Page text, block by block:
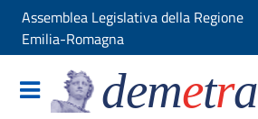
Assemblea Legislativa della Regione
Emilia-Romagna
demetra